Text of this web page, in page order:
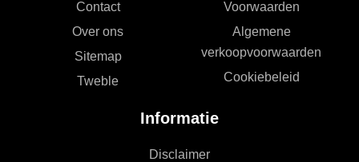
Contact
Over ons
Sitemap
Tweble
Voorwaarden
Algemene
verkoopvoorwaarden
Cookiebeleid
Informatie
Disclaimer